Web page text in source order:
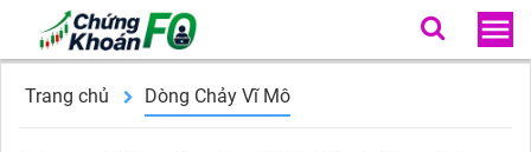
Trang chủ Dòng Chảy Vĩ Mô